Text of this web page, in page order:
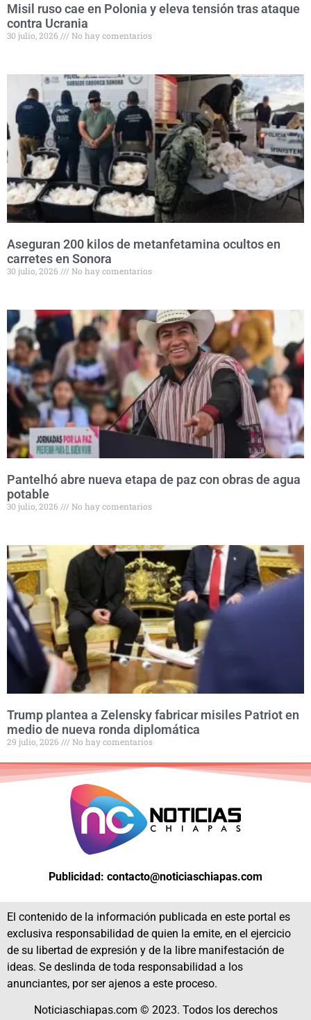
Misil ruso cae en Polonia y eleva tensión tras ataque
contra Ucrania
30 julio, 2026 No hay comentarios
Aseguran 200 kilos de metanfetamina ocultos en
carretes en Sonora
30 julio, 2026 No hay comentarios
Pantelhó abre nueva etapa de paz con obras de agua
potable
30 julio, 2026 No hay comentarios
Trump plantea a Zelensky fabricar misiles Patriot en
medio de nueva ronda diplomática
29 julio, 2026 No hay comentarios
Publicidad: contacto@noticiaschiapas.com
El contenido de la información publicada en este portal es
exclusiva responsabilidad de quien la emite, en el ejercicio
de su libertad de expresión y de la libre manifestación de
ideas. Se deslinda de toda responsabilidad a los
anunciantes, por ser ajenos a este proceso.
Noticiaschiapas.com © 2023. Todos los derechos